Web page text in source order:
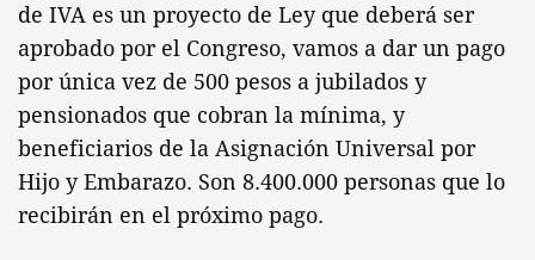
de IVA es un proyecto de Ley que deberá ser
aprobado por el Congreso, vamos a dar un pago
por única vez de 500 pesos a jubilados y
pensionados que cobran la mínima, y
beneficiarios de la Asignación Universal por
Hijo y Embarazo. Son 8.400.000 personas que lo
recibirán en el próximo pago.